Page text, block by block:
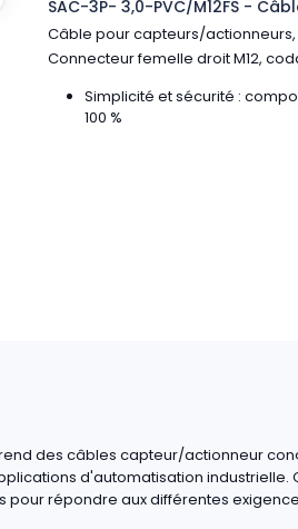
SAC-3P- 3,0-PVC/M12FS -
Câble pour capteurs/actionneurs,
Connecteur femelle droit M12,
Simplicité et sécurité :
100 %
des câbles capteur/actionneur
d'automatisation industrielle.
pour répondre aux différentes